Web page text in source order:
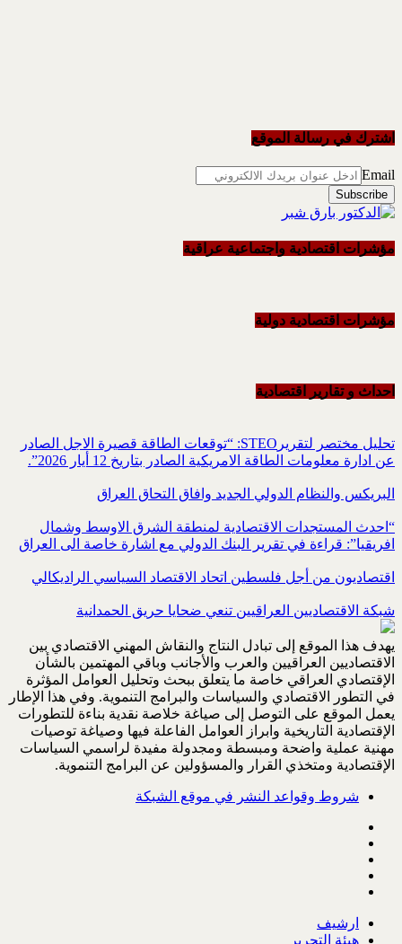
اشترك في رسالة الموقع
Email
مؤشرات اقتصادية واجتماعية عراقية
مؤشرات اقتصادية دولية
احداث و تقاریر اقتصادیة
تحليل مختصر لتقريرSTEO‏: “توقعات الطاقة قصيرة الاجل الصادر
عن ادارة معلومات الطاقة الامريكية ‏الصادر بتاريخ 12 أيار 2026”.‏
البريكس والنظام الدولي الجديد وافاق التحاق العراق
“احدث المستجدات الاقتصادية لمنطقة الشرق الاوسط وشمال
افريقيا”: قراءة في تقرير البنك الدولي مع اشارة خاصة الى العراق
اقتصاديون من أجل فلسطين اتحاد الاقتصاد السياسي الراديكالي
شبكة الاقتصاديين العراقيين تنعي ضحايا حريق الحمدانية
يهدف هذا الموقع إلى تبادل النتاج والنقاش المهني الاقتصادي بين
الاقتصاديين العراقيين والعرب والأجانب وباقي المهتمين بالشأن
الإقتصادي العراقي خاصة ما يتعلق ببحث وتحليل العوامل المؤثرة
في التطور الاقتصادي والسياسات والبرامج التنموية. وفي هذا الإطار
يعمل الموقع على التوصل إلى صياغة خلاصة نقدية بناءة للتطورات
الإقتصادية التاريخية وابراز العوامل الفاعلة فيها وصياغة توصيات
مهنية عملية واضحة ومبسطة ومجدولة مفيدة لراسمي السياسات
الإقتصادية ومتخذي القرار والمسؤولين عن البرامج التنموية.
شروط وقواعد النشر في موقع الشبكة
ارشيف
هيئة التحرير